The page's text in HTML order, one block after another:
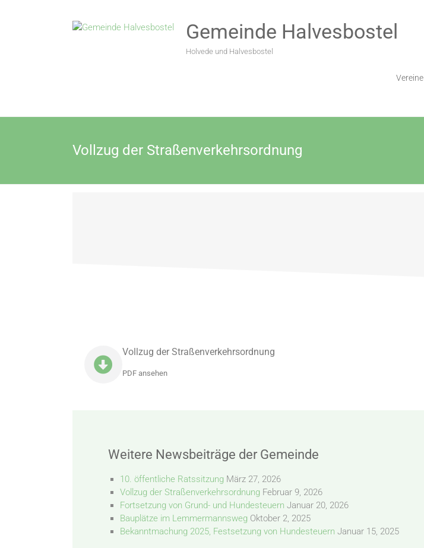
Gemeinde Halvesbostel
Holvede und Halvesbostel
Vereine
Vollzug der Straßenverkehrsordnung
Vollzug der Straßenverkehrsordnung
PDF ansehen
Weitere Newsbeiträge der Gemeinde
10. öffentliche Ratssitzung März 27, 2026
Vollzug der Straßenverkehrsordnung Februar 9, 2026
Fortsetzung von Grund- und Hundesteuern Januar 20, 2026
Bauplätze im Lemmermannsweg Oktober 2, 2025
Bekanntmachung 2025, Festsetzung von Hundesteuern Januar 15, 2025